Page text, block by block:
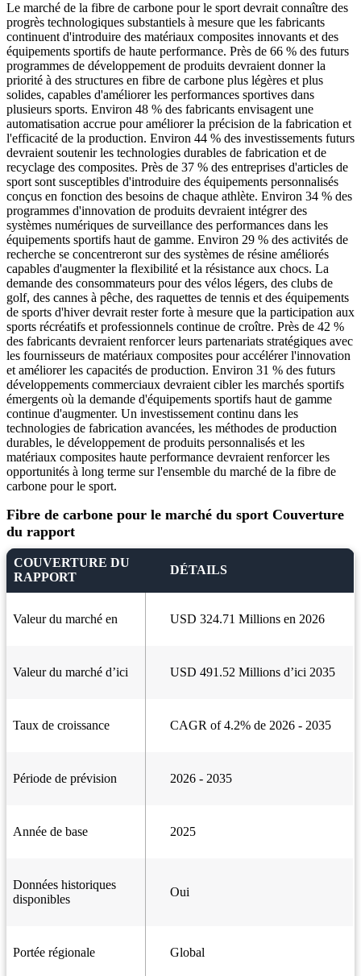
Le marché de la fibre de carbone pour le sport devrait connaître des
progrès technologiques substantiels à mesure que les fabricants
continuent d'introduire des matériaux composites innovants et des
équipements sportifs de haute performance. Près de 66 % des futurs
programmes de développement de produits devraient donner la
priorité à des structures en fibre de carbone plus légères et plus
solides, capables d'améliorer les performances sportives dans
plusieurs sports. Environ 48 % des fabricants envisagent une
automatisation accrue pour améliorer la précision de la fabrication et
l'efficacité de la production. Environ 44 % des investissements futurs
devraient soutenir les technologies durables de fabrication et de
recyclage des composites. Près de 37 % des entreprises d'articles de
sport sont susceptibles d'introduire des équipements personnalisés
conçus en fonction des besoins de chaque athlète. Environ 34 % des
programmes d'innovation de produits devraient intégrer des
systèmes numériques de surveillance des performances dans les
équipements sportifs haut de gamme. Environ 29 % des activités de
recherche se concentreront sur des systèmes de résine améliorés
capables d'augmenter la flexibilité et la résistance aux chocs. La
demande des consommateurs pour des vélos légers, des clubs de
golf, des cannes à pêche, des raquettes de tennis et des équipements
de sports d'hiver devrait rester forte à mesure que la participation aux
sports récréatifs et professionnels continue de croître. Près de 42 %
des fabricants devraient renforcer leurs partenariats stratégiques avec
les fournisseurs de matériaux composites pour accélérer l'innovation
et améliorer les capacités de production. Environ 31 % des futurs
développements commerciaux devraient cibler les marchés sportifs
émergents où la demande d'équipements sportifs haut de gamme
continue d'augmenter. Un investissement continu dans les
technologies de fabrication avancées, les méthodes de production
durables, le développement de produits personnalisés et les
matériaux composites haute performance devraient renforcer les
opportunités à long terme sur l'ensemble du marché de la fibre de
carbone pour le sport.
Fibre de carbone pour le marché du sport Couverture
du rapport
COUVERTURE DU
RAPPORT
DÉTAILS
Valeur du marché en USD 324.71 Millions en 2026
Valeur du marché d’ici USD 491.52 Millions d’ici 2035
Taux de croissance CAGR of 4.2% de 2026 - 2035
Période de prévision 2026 - 2035
Année de base 2025
Données historiques
disponibles
Oui
Portée régionale Global